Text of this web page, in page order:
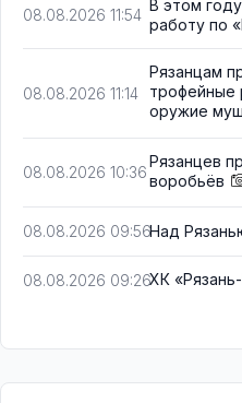
08.08.2026 11:54
В этом
работу по
08.08.2026 11:14
Рязанцам
трофейные
оружие
08.08.2026 10:36
Рязанцев
воробьёв
08.08.2026 09:56Над
08.08.2026 09:26ХК